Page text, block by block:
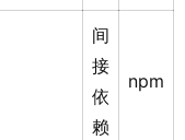
间
接
依
赖
npm